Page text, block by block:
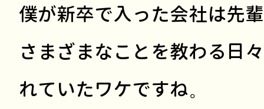
僕が新卒で入った会社は先
さまざまなことを教わる日
れていたワケですね。